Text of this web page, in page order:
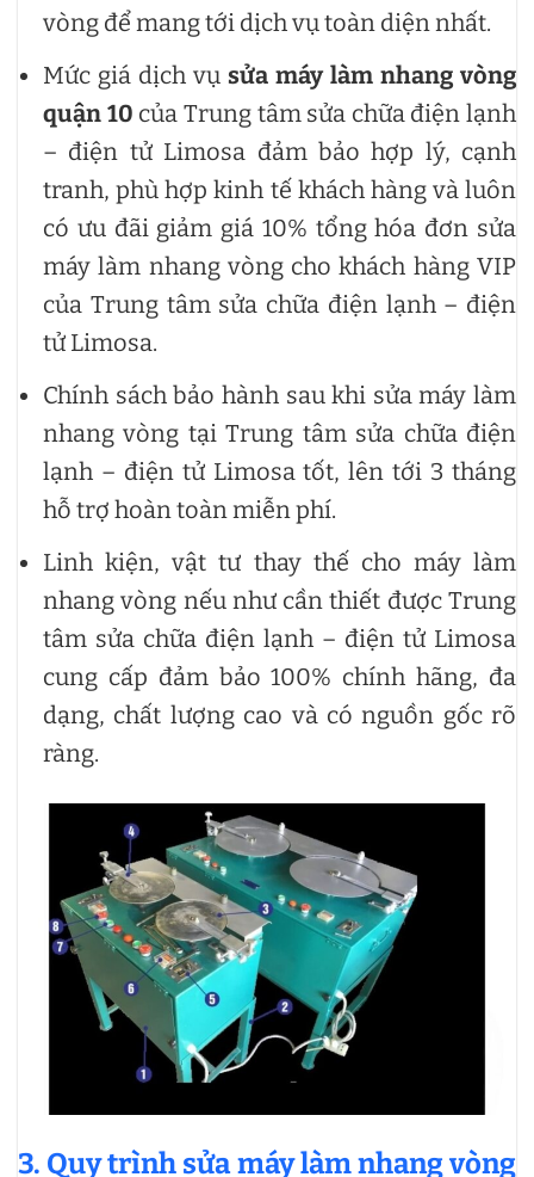
vòng để mang tới dịch vụ toàn diện nhất.
Mức giá dịch vụ sửa máy làm nhang vòng
quận 10 của Trung tâm sửa chữa điện lạnh
– điện tử Limosa đảm bảo hợp lý, cạnh
tranh, phù hợp kinh tế khách hàng và luôn
có ưu đãi giảm giá 10% tổng hóa đơn sửa
máy làm nhang vòng cho khách hàng VIP
của Trung tâm sửa chữa điện lạnh – điện
tử Limosa.
Chính sách bảo hành sau khi sửa máy làm
nhang vòng tại Trung tâm sửa chữa điện
lạnh – điện tử Limosa tốt, lên tới 3 tháng
hỗ trợ hoàn toàn miễn phí.
Linh kiện, vật tư thay thế cho máy làm
nhang vòng nếu như cần thiết được Trung
tâm sửa chữa điện lạnh – điện tử Limosa
cung cấp đảm bảo 100% chính hãng, đa
dạng, chất lượng cao và có nguồn gốc rõ
ràng.
3. Quy trình sửa máy làm nhang vòng